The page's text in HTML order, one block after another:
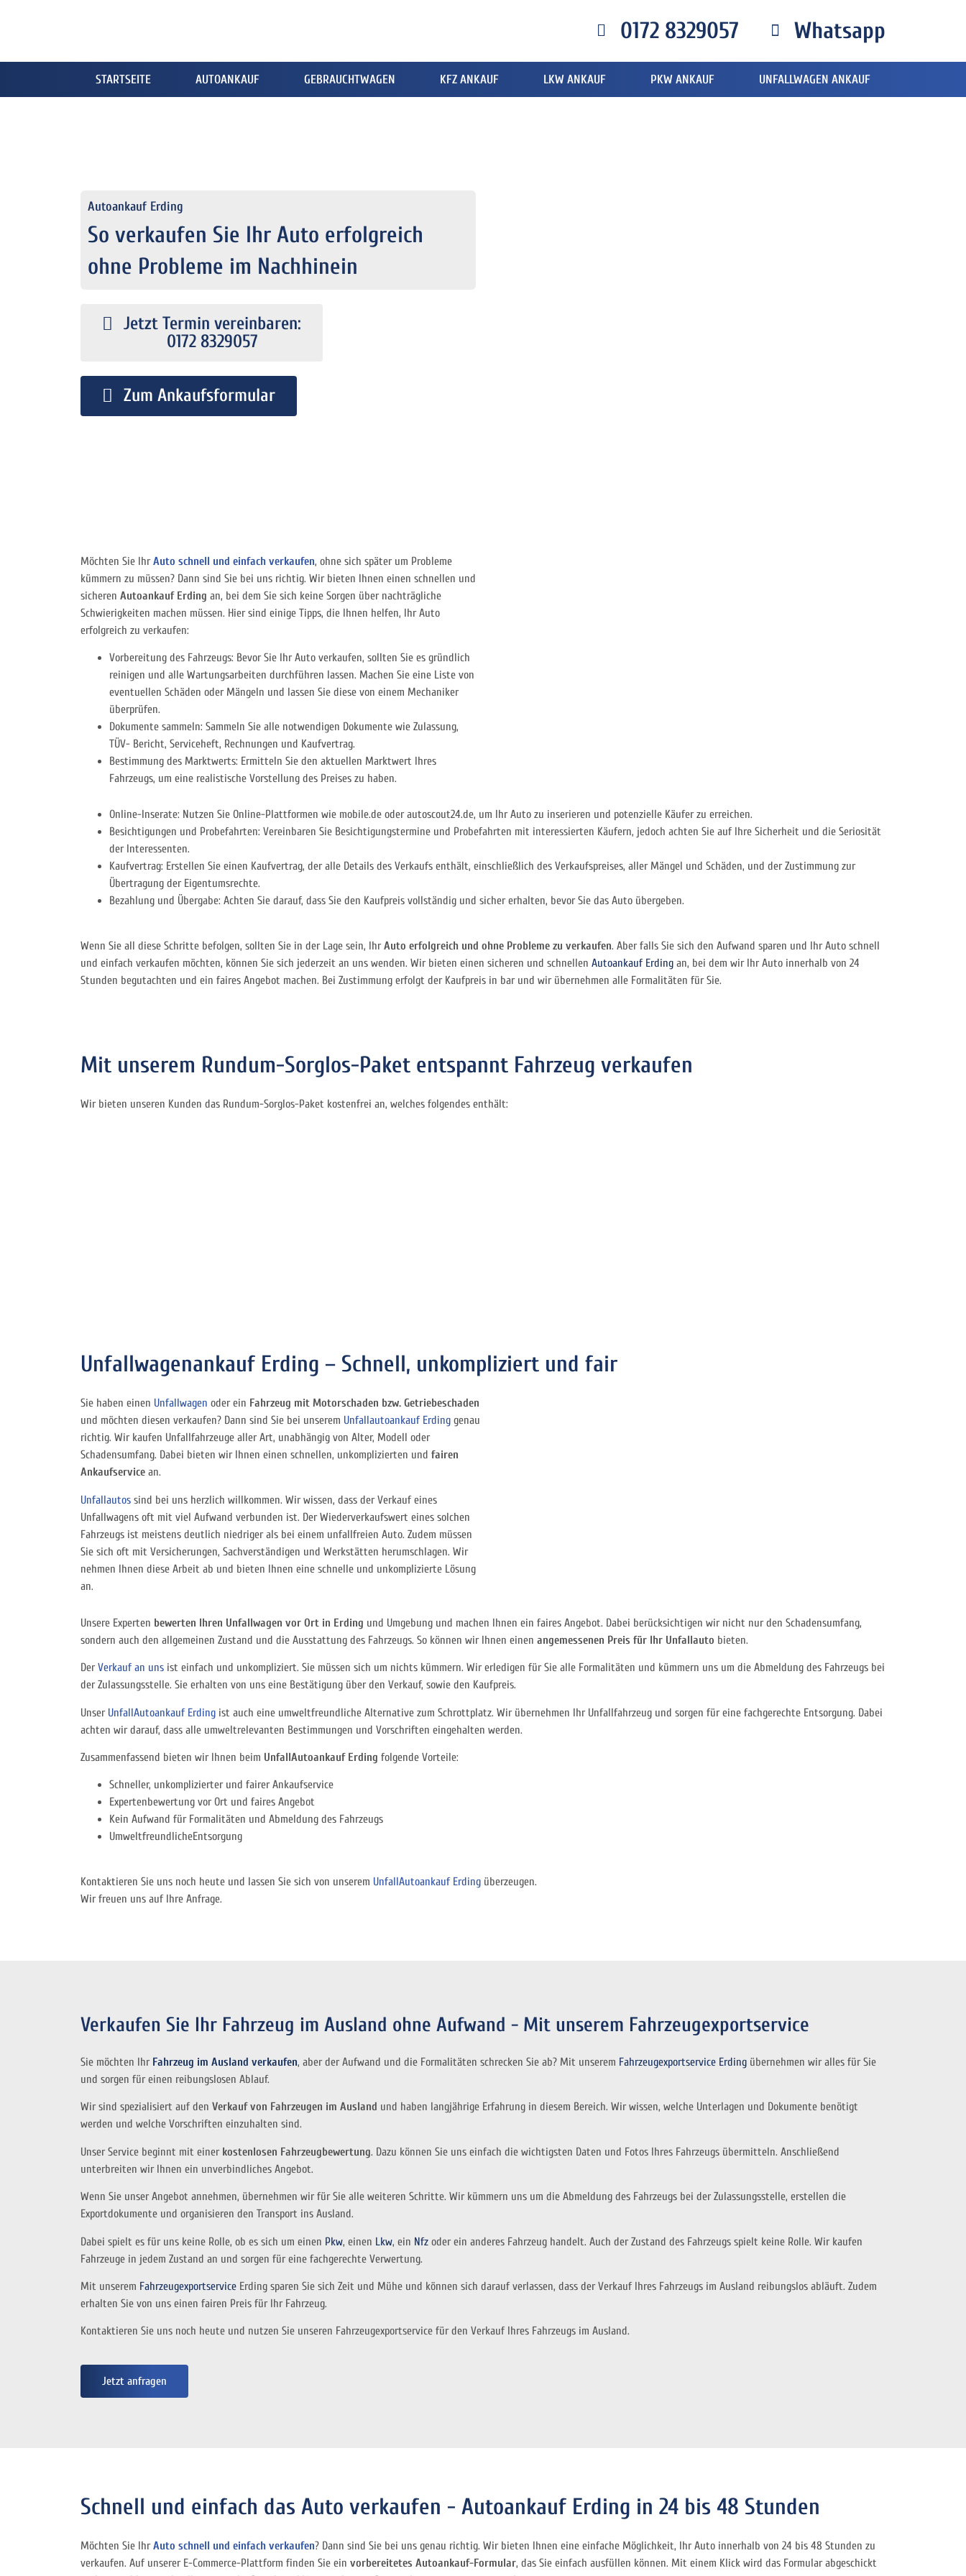
0172 8329057 Whatsapp
STARTSEITE AUTOANKAUF GEBRAUCHTWAGEN KFZ ANKAUF LKW ANKAUF PKW ANKAUF UNFALLWAGEN ANKAUF
Autoankauf Erding
So verkaufen Sie Ihr Auto erfolgreich
ohne Probleme im Nachhinein
Jetzt Termin vereinbaren:
0172 8329057
Zum Ankaufsformular
Möchten Sie IhrAuto schnell und einfach verkaufen, ohne sich später um Probleme
kümmern zu müssen? Dann sind Sie bei uns richtig. Wir bieten Ihnen einen schnellen und
sicheren Autoankauf Erding an, bei dem Sie sich keine Sorgen über nachträgliche
Schwierigkeiten machen müssen. Hier sind einige Tipps, die Ihnen helfen, Ihr Auto
erfolgreich zu verkaufen:
Vorbereitung des Fahrzeugs: Bevor Sie Ihr Auto verkaufen, sollten Sie es gründlich
reinigen und alle Wartungsarbeiten durchführen lassen. Machen Sie eine Liste von
eventuellen Schäden oder Mängeln und lassen Sie diese von einem Mechaniker
überprüfen.
Dokumente sammeln: Sammeln Sie alle notwendigen Dokumente wie Zulassung,
TÜV- Bericht, Serviceheft, Rechnungen und Kaufvertrag.
Bestimmung des Marktwerts: Ermitteln Sie den aktuellen Marktwert Ihres
Fahrzeugs, um eine realistische Vorstellung des Preises zu haben.
Online-Inserate: Nutzen Sie Online-Plattformen wie mobile.de oder autoscout24.de, um Ihr Auto zu inserieren und potenzielle Käufer zu erreichen.
Besichtigungen und Probefahrten: Vereinbaren Sie Besichtigungstermine und Probefahrten mit interessierten Käufern, jedoch achten Sie auf Ihre Sicherheit und die Seriosität
der Interessenten.
Kaufvertrag: Erstellen Sie einen Kaufvertrag, der alle Details des Verkaufs enthält, einschließlich des Verkaufspreises, aller Mängel und Schäden, und der Zustimmung zur
Übertragung der Eigentumsrechte.
Bezahlung und Übergabe: Achten Sie darauf, dass Sie den Kaufpreis vollständig und sicher erhalten, bevor Sie das Auto übergeben.
Wenn Sie all diese Schritte befolgen, sollten Sie in der Lage sein, IhrAuto erfolgreich und ohne Probleme zu verkaufen. Aber falls Sie sich den Aufwand sparen und Ihr Auto schnell
und einfach verkaufen möchten, können Sie sich jederzeit an uns wenden. Wir bieten einen sicheren und schnellen Autoankauf Erding an, bei dem wir Ihr Auto innerhalb von 24
Stunden begutachten und ein faires Angebot machen. Bei Zustimmung erfolgt der Kaufpreis in bar und wir übernehmen alle Formalitäten für Sie.
Mit unserem Rundum-Sorglos-Paket entspannt Fahrzeug verkaufen
Wir bieten unseren Kunden das Rundum-Sorglos-Paket kostenfrei an, welches folgendes enthält:
Unfallwagenankauf Erding – Schnell, unkompliziert und fair
Sie haben einen Unfallwagen oder ein Fahrzeug mit Motorschaden bzw. Getriebeschaden
und möchten diesen verkaufen? Dann sind Sie bei unserem Unfallautoankauf Erding genau
richtig. Wir kaufen Unfallfahrzeuge aller Art, unabhängig von Alter, Modell oder
Schadensumfang. Dabei bieten wir Ihnen einen schnellen, unkomplizierten und fairen
Ankaufservice an.
Unfallautos sind bei uns herzlich willkommen. Wir wissen, dass der Verkauf eines
Unfallwagens oft mit viel Aufwand verbunden ist. Der Wiederverkaufswert eines solchen
Fahrzeugs ist meistens deutlich niedriger als bei einem unfallfreien Auto. Zudem müssen
Sie sich oft mit Versicherungen, Sachverständigen und Werkstätten herumschlagen. Wir
nehmen Ihnen diese Arbeit ab und bieten Ihnen eine schnelle und unkomplizierte Lösung
an.
Unsere Experten bewerten Ihren Unfallwagen vor Ort in Erding und Umgebung und machen Ihnen ein faires Angebot. Dabei berücksichtigen wir nicht nur den Schadensumfang,
sondern auch den allgemeinen Zustand und die Ausstattung des Fahrzeugs. So können wir Ihnen einen angemessenen Preis für Ihr Unfallauto bieten.
DerVerkauf an uns ist einfach und unkompliziert. Sie müssen sich um nichts kümmern. Wir erledigen für Sie alle Formalitäten und kümmern uns um die Abmeldung des Fahrzeugs bei
der Zulassungsstelle. Sie erhalten von uns eine Bestätigung über den Verkauf, sowie den Kaufpreis.
Unser UnfallAutoankauf Erding ist auch eine umweltfreundliche Alternative zum Schrottplatz. Wir übernehmen Ihr Unfallfahrzeug und sorgen für eine fachgerechte Entsorgung. Dabei
achten wir darauf, dass alle umweltrelevanten Bestimmungen und Vorschriften eingehalten werden.
Zusammenfassend bieten wir Ihnen beim UnfallAutoankauf Erding folgende Vorteile:
Schneller, unkomplizierter und fairer Ankaufservice
Expertenbewertung vor Ort und faires Angebot
Kein Aufwand für Formalitäten und Abmeldung des Fahrzeugs
UmweltfreundlicheEntsorgung
Kontaktieren Sie uns noch heute und lassen Sie sich von unserem UnfallAutoankauf Erding überzeugen.
Wir freuen uns auf Ihre Anfrage.
Verkaufen Sie Ihr Fahrzeug im Ausland ohne Aufwand - Mit unserem Fahrzeugexportservice
Sie möchten Ihr Fahrzeug im Ausland verkaufen, aber der Aufwand und die Formalitäten schrecken Sie ab? Mit unserem Fahrzeugexportservice Erding übernehmen wir alles für Sie
und sorgen für einen reibungslosen Ablauf.
Wir sind spezialisiert auf den Verkauf von Fahrzeugen im Ausland und haben langjährige Erfahrung in diesem Bereich. Wir wissen, welche Unterlagen und Dokumente benötigt
werden und welche Vorschriften einzuhalten sind.
Unser Service beginnt mit einer kostenlosen Fahrzeugbewertung. Dazu können Sie uns einfach die wichtigsten Daten und Fotos Ihres Fahrzeugs übermitteln. Anschließend
unterbreiten wir Ihnen ein unverbindliches Angebot.
Wenn Sie unser Angebot annehmen, übernehmen wir für Sie alle weiteren Schritte. Wir kümmern uns um die Abmeldung des Fahrzeugs bei der Zulassungsstelle, erstellen die
Exportdokumente und organisieren den Transport ins Ausland.
Dabei spielt es für uns keine Rolle, ob es sich um einen Pkw, einen Lkw, ein Nfz oder ein anderes Fahrzeug handelt. Auch der Zustand des Fahrzeugs spielt keine Rolle. Wir kaufen
Fahrzeuge in jedem Zustand an und sorgen für eine fachgerechte Verwertung.
Mit unserem Fahrzeugexportservice Erding sparen Sie sich Zeit und Mühe und können sich darauf verlassen, dass der Verkauf Ihres Fahrzeugs im Ausland reibungslos abläuft. Zudem
erhalten Sie von uns einen fairen Preis für Ihr Fahrzeug.
Kontaktieren Sie uns noch heute und nutzen Sie unseren Fahrzeugexportservice für den Verkauf Ihres Fahrzeugs im Ausland.
Jetzt anfragen
Schnell und einfach das Auto verkaufen - Autoankauf Erding in 24 bis 48 Stunden
Möchten Sie IhrAuto schnell und einfach verkaufen? Dann sind Sie bei uns genau richtig. Wir bieten Ihnen eine einfache Möglichkeit, Ihr Auto innerhalb von 24 bis 48 Stunden zu
verkaufen. Auf unserer E-Commerce-Plattform finden Sie ein vorbereitetes Autoankauf-Formular, das Sie einfach ausfüllen können. Mit einem Klick wird das Formular abgeschickt